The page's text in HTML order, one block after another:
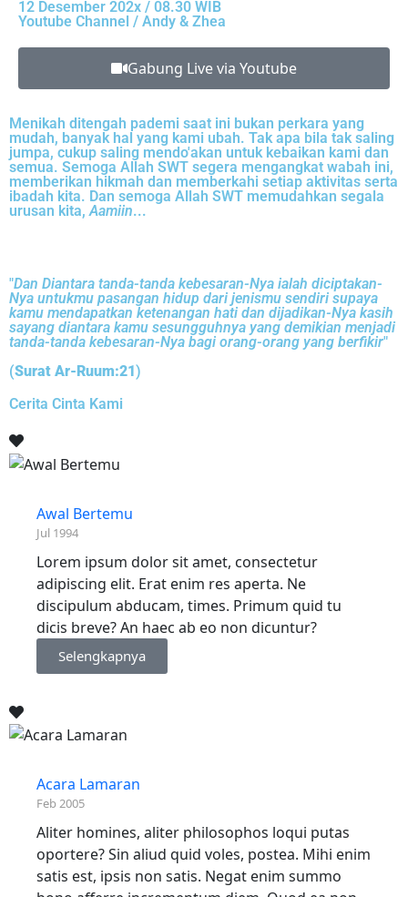
12 Desember 202x / 08.30 WIB
Youtube Channel / Andy & Zhea
Gabung Live via Youtube
Menikah ditengah pademi saat ini bukan perkara yang
mudah, banyak hal yang kami ubah. Tak apa bila tak saling
jumpa, cukup saling mendo'akan untuk kebaikan kami dan
semua. Semoga Allah SWT segera mengangkat wabah ini,
memberikan hikmah dan memberkahi setiap aktivitas serta
ibadah kita. Dan semoga Allah SWT memudahkan segala
urusan kita,Aamiin...
"Dan Diantara tanda-tanda kebesaran-Nya ialah diciptakan-
Nya untukmu pasangan hidup dari jenismu sendiri supaya
kamu mendapatkan ketenangan hati dan dijadikan-Nya kasih
sayang diantara kamu sesungguhnya yang demikian menjadi
tanda-tanda kebesaran-Nya bagi orang-orang yang berfikir"
(Surat Ar-Ruum:21)
Cerita Cinta Kami
Awal Bertemu
Jul 1994
Lorem ipsum dolor sit amet, consectetur
adipiscing elit. Erat enim res aperta. Ne
discipulum abducam, times. Primum quid tu
dicis breve? An haec ab eo non dicuntur?
Selengkapnya
Acara Lamaran
Feb 2005
Aliter homines, aliter philosophos loqui putas
oportere? Sin aliud quid voles, postea. Mihi enim
satis est, ipsis non satis. Negat enim summo